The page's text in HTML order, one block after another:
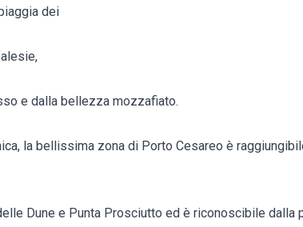
dei
e dalla bellezza mozzafiato.
la bellissima zona di Porto Cesareo è
Dune e Punta Prosciutto ed è riconoscibile dalla